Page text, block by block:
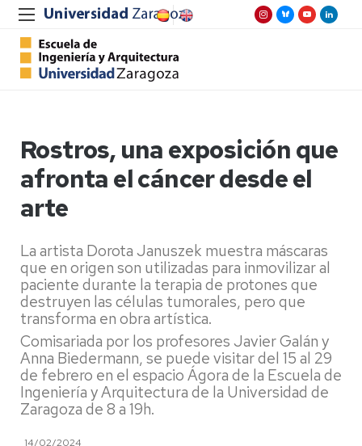
Rostros, una exposición que
afronta el cáncer desde el
arte
La artista Dorota Januszek muestra máscaras
que en origen son utilizadas para inmovilizar al
paciente durante la terapia de protones que
destruyen las células tumorales, pero que
transforma en obra artística.
Comisariada por los profesores Javier Galán y
Anna Biedermann, se puede visitar del 15 al 29
de febrero en el espacio Ágora de la Escuela de
Ingeniería y Arquitectura de la Universidad de
Zaragoza de 8 a 19h.
14/02/2024